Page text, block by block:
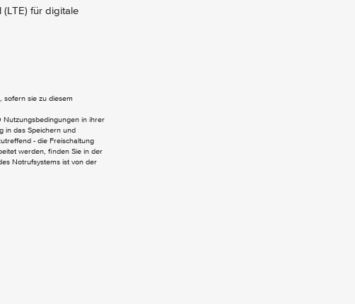
(LTE) für digitale
rundum
Höhe verstellbar
sofern sie zu diesem
Nutzungsbedingungen in ihrer
in das Speichern und
- die Freischaltung
werden, finden Sie in der
Notrufsystems ist von der